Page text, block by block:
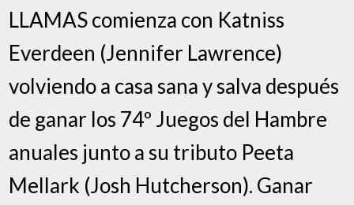
LLAMAS comienza con Katniss
Everdeen (Jennifer Lawrence)
volviendo a casa sana y salva después
de ganar los 74º Juegos del Hambre
anuales junto a su tributo Peeta
Mellark (Josh Hutcherson). Ganar